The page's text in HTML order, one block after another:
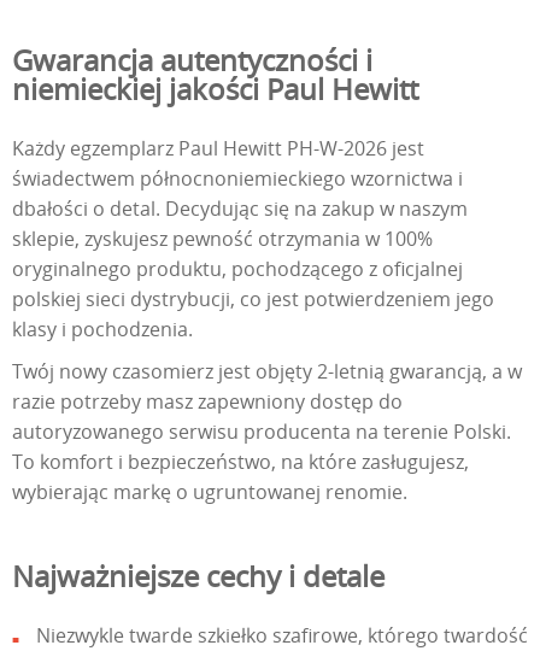
Gwarancja autentyczności i
niemieckiej jakości Paul Hewitt
Każdy egzemplarz Paul Hewitt PH-W-2026 jest
świadectwem północnoniemieckiego wzornictwa i
dbałości o detal. Decydując się na zakup w naszym
sklepie, zyskujesz pewność otrzymania w 100%
oryginalnego produktu, pochodzącego z oficjalnej
polskiej sieci dystrybucji, co jest potwierdzeniem jego
klasy i pochodzenia.
Twój nowy czasomierz jest objęty 2-letnią gwarancją, a w
razie potrzeby masz zapewniony dostęp do
autoryzowanego serwisu producenta na terenie Polski.
To komfort i bezpieczeństwo, na które zasługujesz,
wybierając markę o ugruntowanej renomie.
Najważniejsze cechy i detale
Niezwykle twarde szkiełko szafirowe, którego twardość